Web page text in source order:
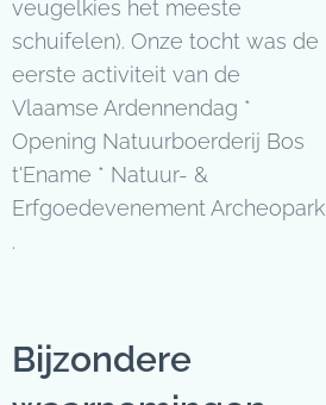
veugelkies het meeste
schuifelen). Onze tocht was de
eerste activiteit van de
Vlaamse Ardennendag *
Opening Natuurboerderij Bos
t'Ename * Natuur- &
Erfgoedevenement Archeopark
.
Bijzondere